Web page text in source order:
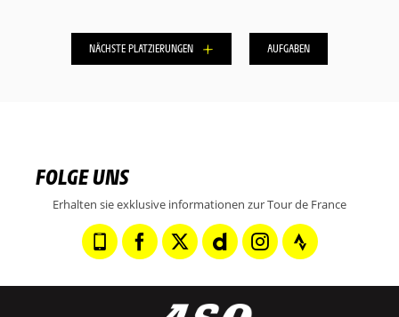
NÄCHSTE PLATZIERUNGEN AUFGABEN
FOLGE UNS
Erhalten sie exklusive informationen zur Tour de France